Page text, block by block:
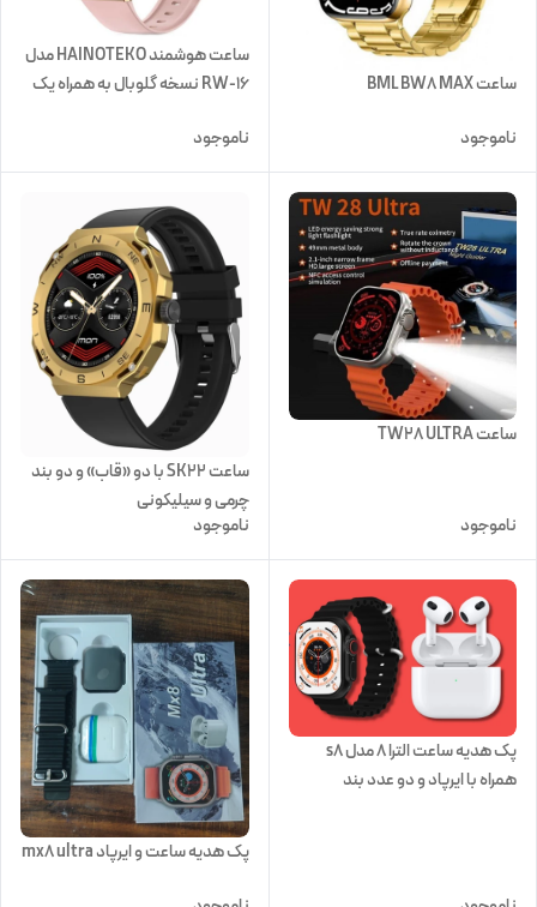
ساعت BML BW8 MAX
ناموجود
ساعت هوشمند HAINOTEKO مدل
RW-16 نسخه گلوبال به همراه یک
ناموجود
ساعت TW28 ULTRA
ناموجود
ساعت SK22 با دو «قاب» و دو بند
چرمی و سیلیکونی
ناموجود
پک هدیه ساعت الترا ۸ مدل s8
همراه با ایرپاد و دو عدد بند
پک هدیه ساعت و ایرپاد mx8 ultra